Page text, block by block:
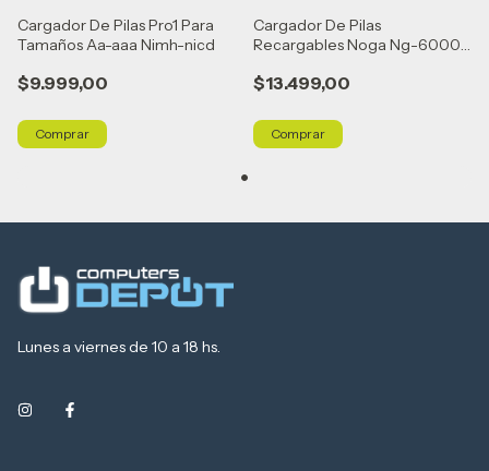
Cargador De Pilas Pro1 Para
Tamaños Aa-aaa Nimh-nicd
$9.999,00
Cargador De Pilas
Recargables Noga Ng-6000c
$13.499,00
Lunes a viernes de 10 a 18 hs.